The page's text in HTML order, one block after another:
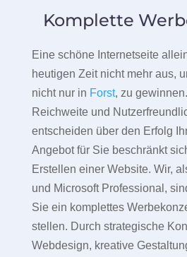
Komplette
Eine schöne Internetseite
heutigen Zeit nicht mehr aus,
nicht nur in Forst, zu
Reichweite und
entscheiden über den Erfolg
Angebot für Sie beschränkt
Erstellen einer Website. Wir,
und Microsoft Professional,
Sie ein komplettes
stellen. Durch strategische
Webdesign, kreative